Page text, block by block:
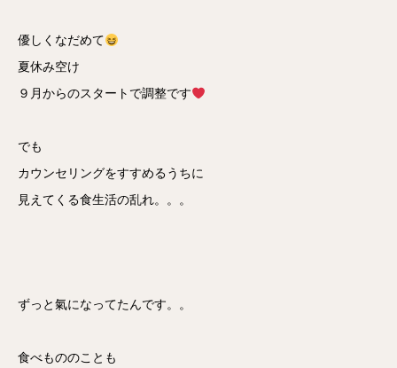
優しくなだめて
夏休み空け
９月からのスタートで調整です
でも
カウンセリングをすすめるうちに
見えてくる食生活の乱れ。。。
ずっと氣になってたんです。。
食べもののことも